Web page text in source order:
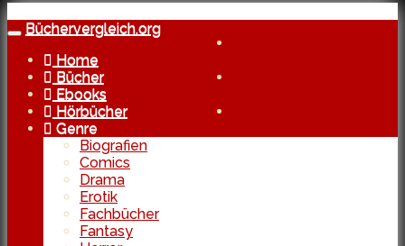
Skip
to
content
Toggle
navigation
Büchervergleich.org
Home
Bücher
Ebooks
Hörbücher
Genre
Biografien
Comics
Drama
Erotik
Fachbücher
Fantasy